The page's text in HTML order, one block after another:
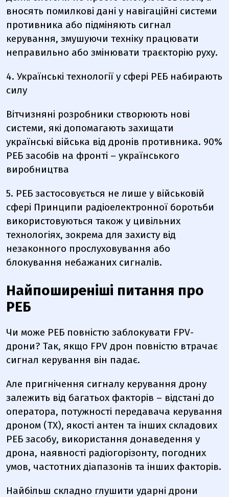
вносять помилкові дані у навігаційні системи
противника або підміняють сигнал
керування, змушуючи техніку працювати
неправильно або змінювати траєкторію руху.
4. Українські технології у сфері РЕБ набирають
силу
Вітчизняні розробники створюють нові
системи, які допомагають захищати
українські війська від дронів противника. 90%
РЕБ засобів на фронті – українського
виробництва
5. РЕБ застосовується не лише у військовій
сфері Принципи радіоелектронної боротьби
використовуються також у цивільних
технологіях, зокрема для захисту від
незаконного прослуховування або
блокування небажаних сигналів.
Найпоширеніші питання про
РЕБ
Чи може РЕБ повністю заблокувати FPV-
дрони? Так, якщо FPV дрон повністю втрачає
сигнал керування він падає.
Але пригнічення сигналу керування дрону
залежить від багатьох факторів – відстані до
оператора, потужності передавача керування
дроном (TX), якості антен та інших складових
РЕБ засобу, використання донаведення у
дрона, наявності радіогорізонту, погодних
умов, частотних діапазонів та інших факторів.
Найбільш складно глушити ударні дрони